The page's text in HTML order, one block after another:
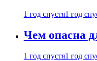
1 год спустя1 год
Чем опасна
1 год спустя1 год